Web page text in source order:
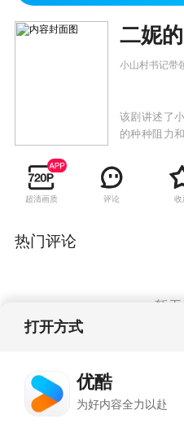
小山村书记带
该剧讲述了
的种种阻力
扎实苦干，
群众致富。
存在的吃、
超清画质 评论 收
热门评论
暂无
打开方式
优酷
为好内容全力以赴